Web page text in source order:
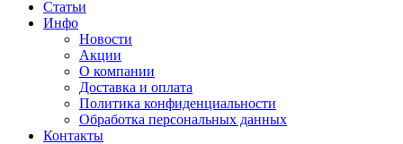
Статьи
Инфо
Новости
Акции
О компании
Доставка и оплата
Политика конфиденциальности
Обработка персональных данных
Контакты